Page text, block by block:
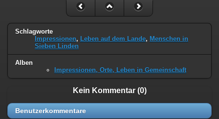
Schlagworte
Impressionen, Leben auf dem Lande, Menschen in
Sieben Linden
Alben
Impressionen, Orte, Leben in Gemeinschaft
Kein Kommentar (0)
Benutzerkommentare